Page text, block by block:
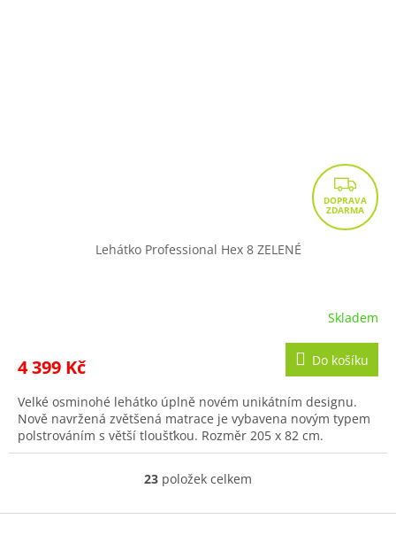
Z
D
A
Lehátko Professional Hex 8 ZELENÉ
Skladem
4 399 Kč Do košíku
Velké osminohé lehátko úplně novém unikátním designu.
Nově navržená zvětšená matrace je vybavena novým typem
polstrováním s větší tloušťkou. Rozměr 205 x 82 cm.
O
l
23 položek celkem
Z